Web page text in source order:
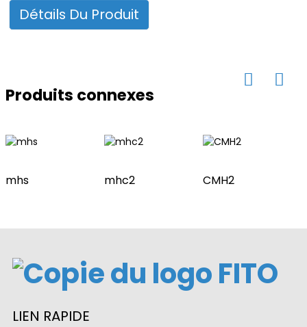
Détails Du Produit
Produits connexes
mhs mhc2 CMH2
LIEN RAPIDE